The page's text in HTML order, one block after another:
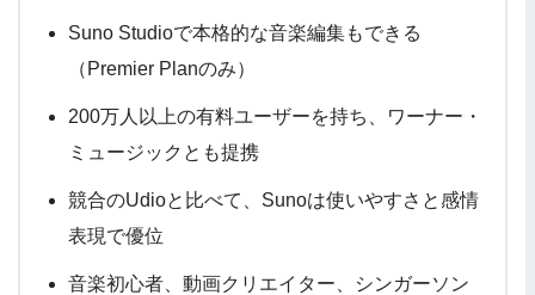
Suno Studioで本格的な音楽編集もできる
（Premier Planのみ）
200万人以上の有料ユーザーを持ち、ワーナー・
ミュージックとも提携
競合のUdioと比べて、Sunoは使いやすさと感情
表現で優位
音楽初心者、動画クリエイター、シンガーソン